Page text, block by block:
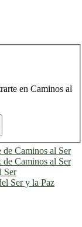
en Caminos al